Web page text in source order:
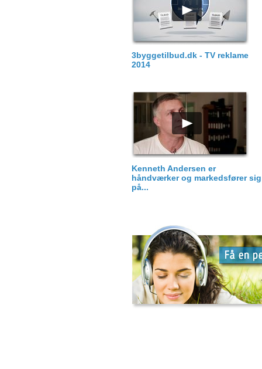
3byggetilbud.dk - TV reklame
2014
Kenneth Andersen er
håndværker og markedsfører sig
på...